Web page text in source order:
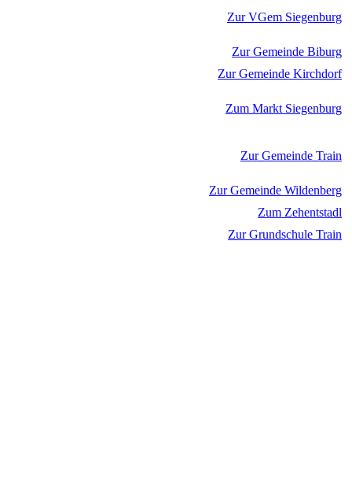
Zur VGem Siegenburg
Zur Gemeinde Biburg
Zur Gemeinde Kirchdorf
Zum Markt Siegenburg
Zur Gemeinde Train
Zur Gemeinde Wildenberg
Zum Zehentstadl
Zur Grundschule Train